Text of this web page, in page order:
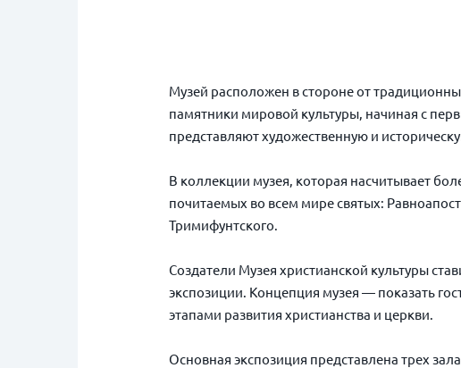
Музей расположен в стороне от
памятники мировой культуры, начиная с
представляют художественную и
В коллекции музея, которая насчитывает
почитаемых во всем мире святых:
Тримифунтского.
Создатели Музея христианской культуры
экспозиции. Концепция музея — показать
этапами развития христианства и церкви.
Основная экспозиция представлена трех